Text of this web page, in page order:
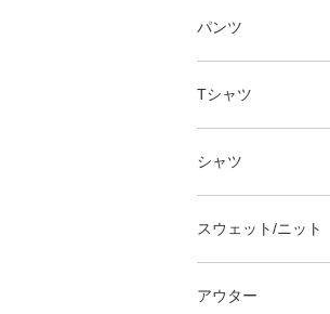
パンツ
Tシャツ
シャツ
スウェット/ニット
アウター